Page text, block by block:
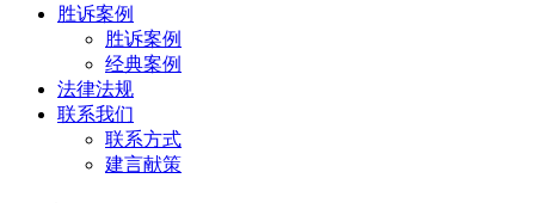
胜诉案例
胜诉案例
经典案例
法律法规
联系我们
联系方式
建言献策